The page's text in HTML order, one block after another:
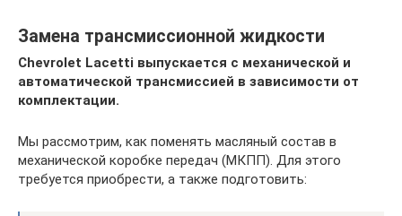
Замена трансмиссионной жидкости
Chevrolet Lacetti выпускается с механической и
автоматической трансмиссией в зависимости от
комплектации.
Мы рассмотрим, как поменять масляный состав в
механической коробке передач (МКПП). Для этого
требуется приобрести, а также подготовить: